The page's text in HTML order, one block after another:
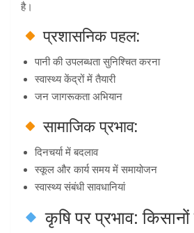
है।
प्रशासनिक पहल:
पानी की उपलब्धता सुनिश्चित करना
स्वास्थ्य केंद्रों में तैयारी
जन जागरूकता अभियान
सामाजिक प्रभाव:
दिनचर्या में बदलाव
स्कूल और कार्य समय में समायोजन
स्वास्थ्य संबंधी सावधानियां
कृषि पर प्रभाव: